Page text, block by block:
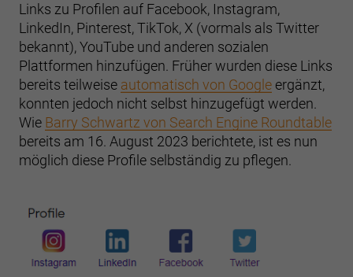
Links zu Profilen auf Facebook, Instagram,
LinkedIn, Pinterest, TikTok, X (vormals als Twitter
bekannt), YouTube und anderen sozialen
Plattformen hinzufügen. Früher wurden diese Links
bereits teilweise automatisch von Google ergänzt,
konnten jedoch nicht selbst hinzugefügt werden.
Wie Barry Schwartz von Search Engine Roundtable
bereits am 16. August 2023 berichtete, ist es nun
möglich diese Profile selbständig zu pflegen.